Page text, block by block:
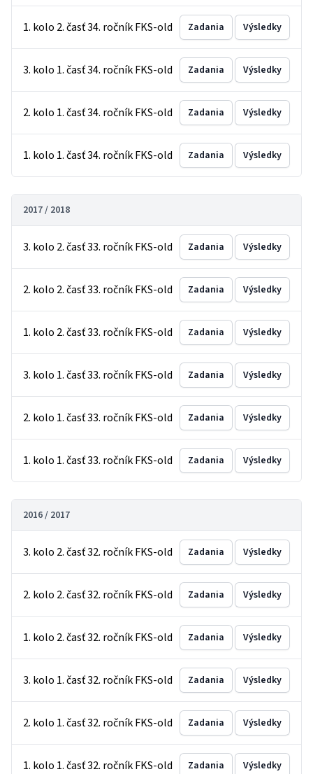
1. kolo 2. časť 34. ročník FKS-old Zadania Výsledky
3. kolo 1. časť 34. ročník FKS-old Zadania Výsledky
2. kolo 1. časť 34. ročník FKS-old Zadania Výsledky
1. kolo 1. časť 34. ročník FKS-old Zadania Výsledky
2017 / 2018
3. kolo 2. časť 33. ročník FKS-old Zadania Výsledky
2. kolo 2. časť 33. ročník FKS-old Zadania Výsledky
1. kolo 2. časť 33. ročník FKS-old Zadania Výsledky
3. kolo 1. časť 33. ročník FKS-old Zadania Výsledky
2. kolo 1. časť 33. ročník FKS-old Zadania Výsledky
1. kolo 1. časť 33. ročník FKS-old Zadania Výsledky
2016 / 2017
3. kolo 2. časť 32. ročník FKS-old Zadania Výsledky
2. kolo 2. časť 32. ročník FKS-old Zadania Výsledky
1. kolo 2. časť 32. ročník FKS-old Zadania Výsledky
3. kolo 1. časť 32. ročník FKS-old Zadania Výsledky
2. kolo 1. časť 32. ročník FKS-old Zadania Výsledky
1. kolo 1. časť 32. ročník FKS-old Zadania Výsledky